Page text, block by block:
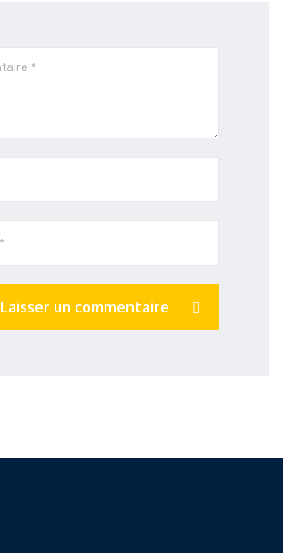
Laisser un commentaire